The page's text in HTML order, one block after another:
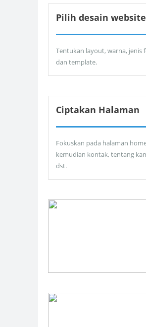
Pilih desain website
Tentukan layout, warna, jenis
dan template.
Ciptakan Halaman
Fokuskan pada halaman
kemudian kontak, tentang
dst.